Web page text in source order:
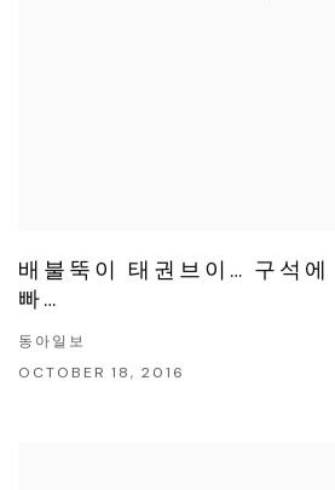
배불뚝이 태권브이… 구석
빠…
동아일보
OCTOBER 18, 2016